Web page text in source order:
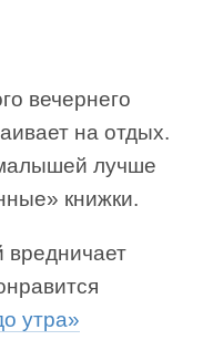
вечернего
на отдых.
лучше
книжки.
утра»